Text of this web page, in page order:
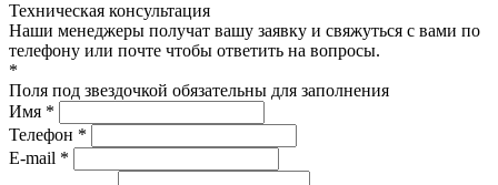
Техническая консультация
Наши менеджеры получат вашу заявку и свяжуться с вами по
телефону или почте чтобы ответить на вопросы.
*
Поля под звездочкой обязательны для заполнения
Имя *
Телефон *
E-mail *